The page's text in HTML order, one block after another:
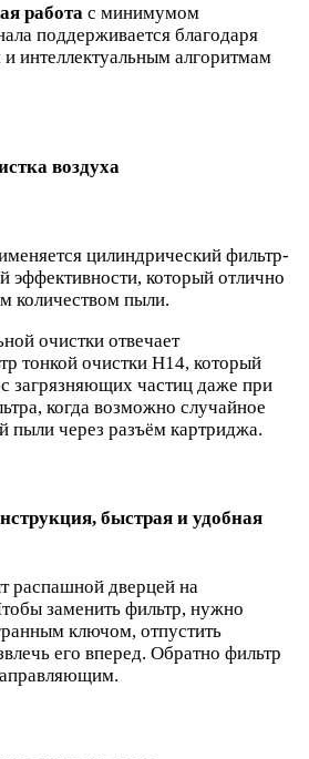
работа с минимумом
поддерживается благодаря
интеллектуальным алгоритмам
воздуха
цилиндрический фильтр-
эффективности, который отлично
количеством пыли.
очистки отвечает
тонкой очистки H14, который
загрязняющих частиц даже при
когда возможно случайное
пыли через разъём картриджа.
быстрая и удобная
распашной дверцей на
заменить фильтр, нужно
ключом, отпустить
его вперед. Обратно фильтр